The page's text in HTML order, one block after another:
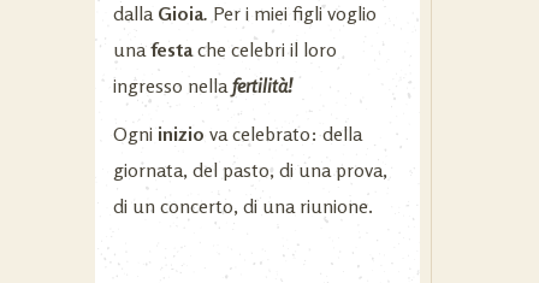
dalla Gioia. Per i miei figli voglio
unafestache celebri il loro
ingresso nellafertilità!
Ogni inizio va celebrato: della
giornata, del pasto, di una prova,
di un concerto, di una riunione.